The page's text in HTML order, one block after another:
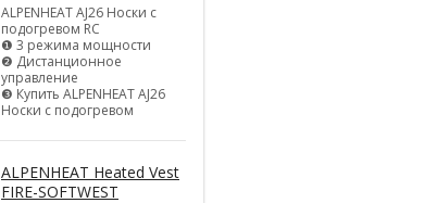
ALPENHEAT AJ26 Носки с
подогревом RC
❶ 3 режима мощности
❷ Дистанционное
управление
❸ Купить ALPENHEAT AJ26
Носки с подогревом
ALPENHEAT Heated Vest
FIRE-SOFTWEST